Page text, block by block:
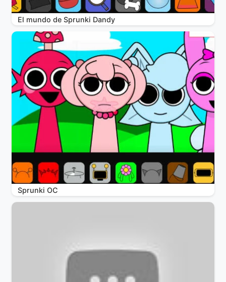
El mundo de Sprunki Dandy
Sprunki OC